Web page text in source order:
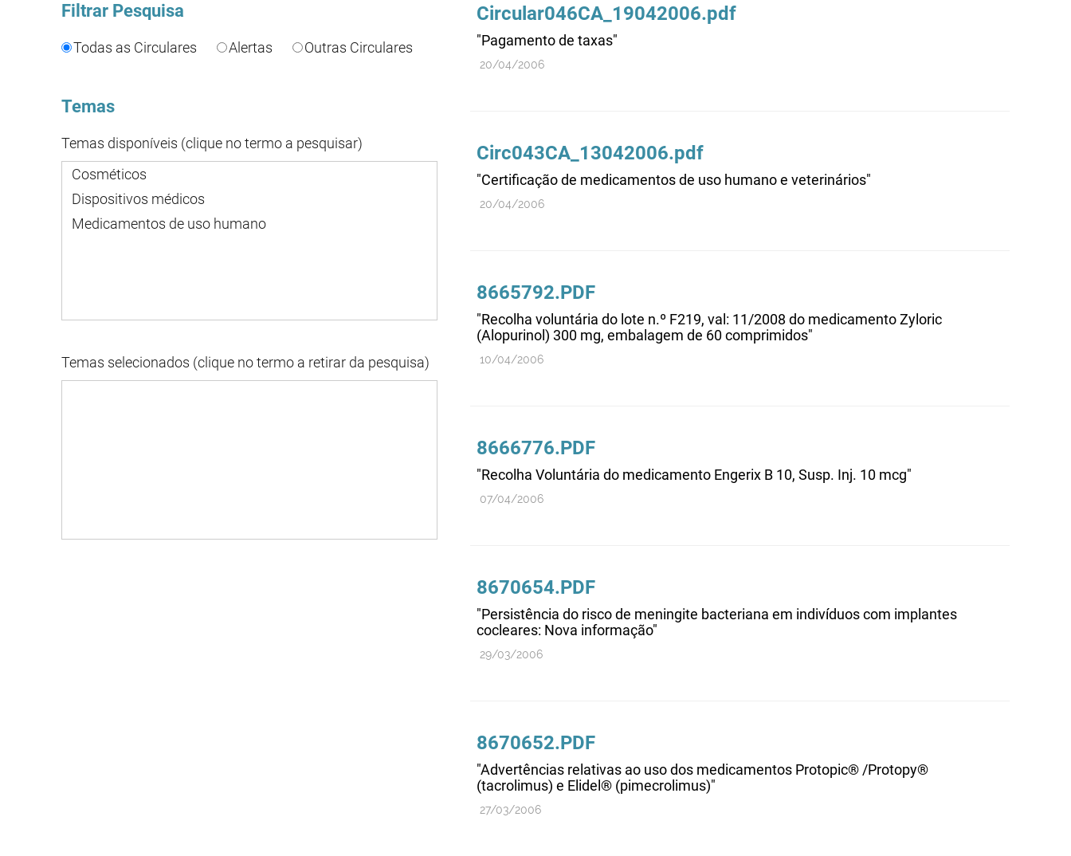
Filtrar Pesquisa
Todas as Circulares Alertas Outras Circulares
Temas
Temas disponíveis (clique no termo a pesquisar)
Cosméticos
Dispositivos médicos
Medicamentos de uso humano
Temas selecionados (clique no termo a retirar da pesquisa)
Circular046CA_19042006.pdf
"Pagamento de taxas"
20/04/2006
Circ043CA_13042006.pdf
"Certificação de medicamentos de uso humano e veterinários"
20/04/2006
8665792.PDF
"Recolha voluntária do lote n.º F219, val: 11/2008 do medicamento Zyloric
(Alopurinol) 300 mg, embalagem de 60 comprimidos"
10/04/2006
8666776.PDF
"Recolha Voluntária do medicamento Engerix B 10, Susp. Inj. 10 mcg"
07/04/2006
8670654.PDF
"Persistência do risco de meningite bacteriana em indivíduos com implantes
cocleares: Nova informação"
29/03/2006
8670652.PDF
"Advertências relativas ao uso dos medicamentos Protopic® /Protopy®
(tacrolimus) e Elidel® (pimecrolimus)"
27/03/2006